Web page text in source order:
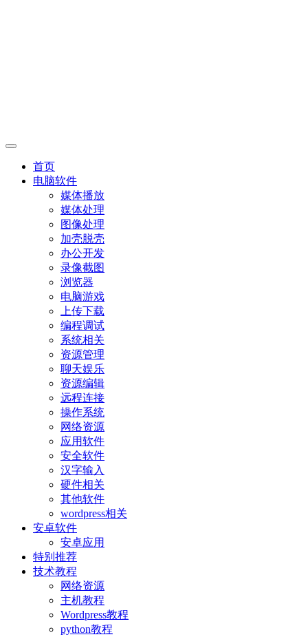
首页
电脑软件
媒体播放
媒体处理
图像处理
加壳脱壳
办公开发
录像截图
浏览器
电脑游戏
上传下载
编程调试
系统相关
资源管理
聊天娱乐
资源编辑
远程连接
操作系统
网络资源
应用软件
安全软件
汉字输入
硬件相关
其他软件
wordpress相关
安卓软件
安卓应用
特别推荐
技术教程
网络资源
主机教程
Wordpress教程
python教程